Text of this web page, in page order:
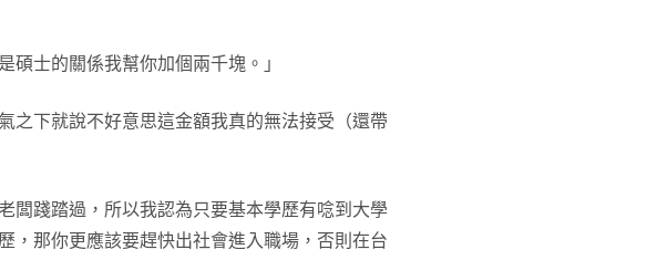
碩士的關係我幫你加個兩千塊。」
之下就說不好意思這金額我真的無法接受（還帶
闆踐踏過，所以我認為只要基本學歷有唸到大學
，那你更應該要趕快出社會進入職場，否則在台